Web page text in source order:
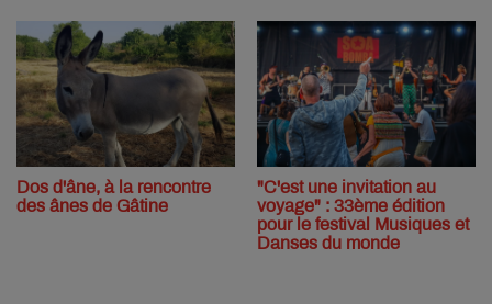
Dos d'âne, à la rencontre
des ânes de Gâtine
"C'est une invitation au
voyage" : 33ème édition
pour le festival Musiques et
Danses du monde